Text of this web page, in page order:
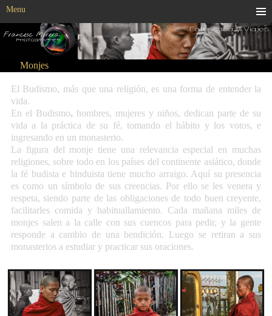
Monjes
Menu
El Budismo, más que una religión, es una forma de entender la
vida.
En el Budismo, hombres, mujeres y niños, dedican parte de su
vida a la práctica de su fé, tomando el hábito y los votos, e
ingresando en un monasterio.
La figura del monje tiene una relevancia especial en muchas
religiones, sobre todo en los países del continente asiático, donde
la fé budista e hinduista tiene mucho arraigo. Aquí su presencia
es como un símbolo de sus creencias. Por ello se les venera y
respeta, siendo parte de las obligaciones de todo buen creyente,
facilitarles comida y habituallamiento. Cada mañana miles de
monjes salen a la calle con sus cuencos para pedir, y la gente
responde a cambio de una bendición. Luego se retiran a sus
monasterios a estudiar y practicar sus oraciones.